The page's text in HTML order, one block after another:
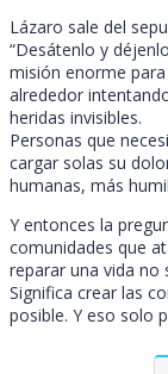
Lázaro sale del
“Desátenlo y
misión enorme
alrededor
heridas invisibles.
Personas que
cargar solas su
humanas, más
Y entonces la
comunidades que
reparar una vida no
Significa crear las
posible. Y eso solo